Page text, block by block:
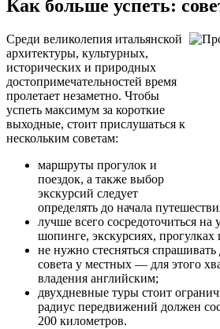
Как больше успеть:
Среди великолепия итальянской
архитектуры, культурных,
исторических и природных
достопримечательностей время
пролетает незаметно. Чтобы
успеть максимум за короткие
выходные, стоит прислушаться к
нескольким советам:
маршруты прогулок и
поездок, а также выбор
экскурсий следует
определять до начала
лучше всего сосредоточиться на
шопинге, экскурсиях, прогулках
не нужно стесняться
совета у местных — для этого
владения английским;
двухдневные туры стоит
радиус передвижений должен
200 километров.